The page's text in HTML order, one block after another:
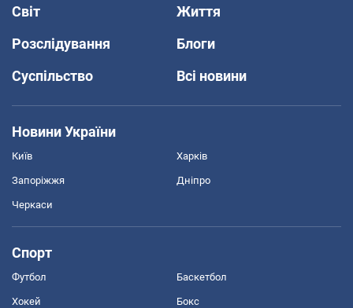
Світ
Життя
Розслідування
Блоги
Суспільство
Всі новини
Новини України
Київ Харків
Запоріжжя Дніпро
Черкаси
Спорт
Футбол Баскетбол
Хокей Бокс